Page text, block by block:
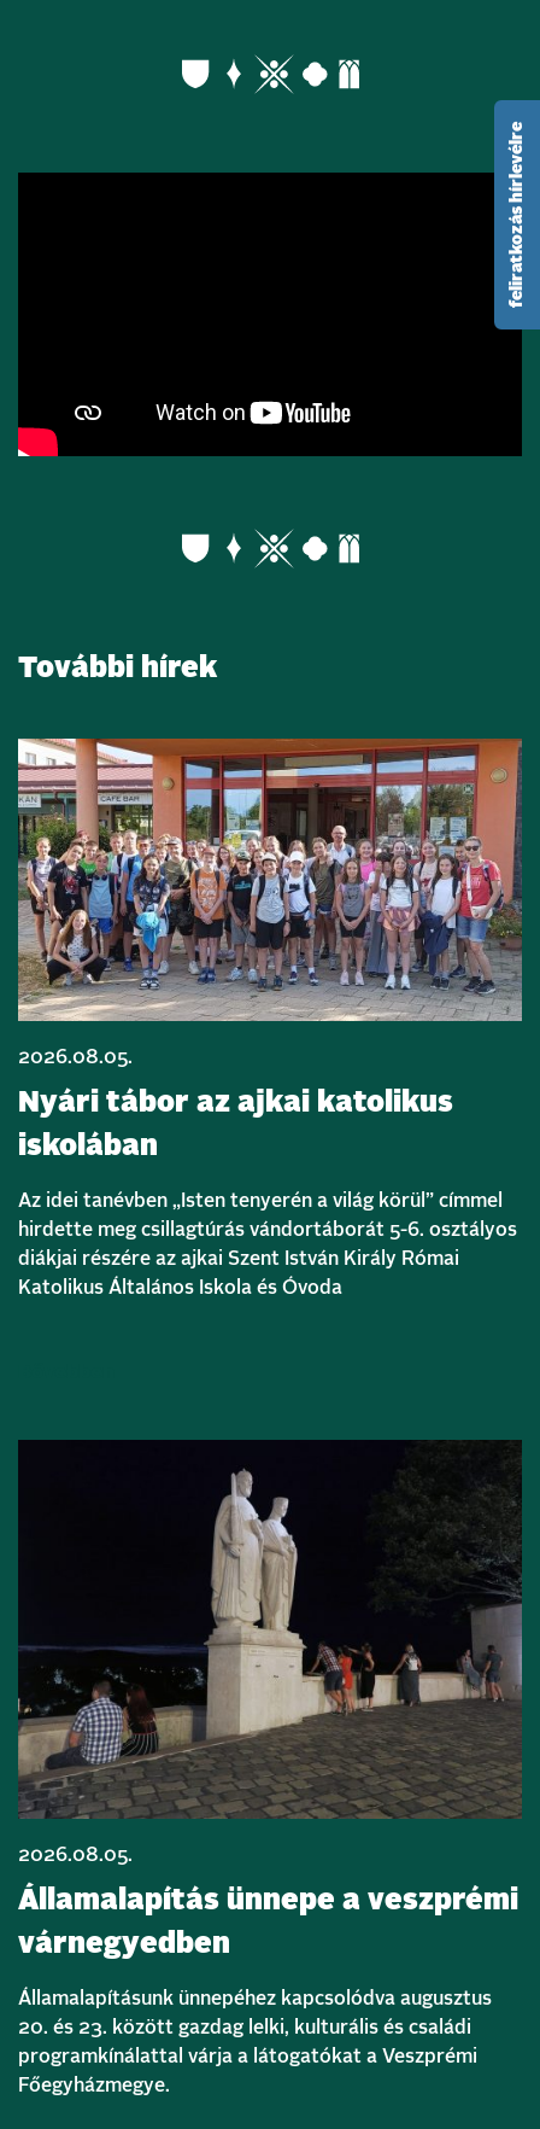
További hírek
2026.08.05.
Nyári tábor az ajkai katolikus
iskolában
Az idei tanévben „Isten tenyerén a világ körül” címmel
hirdette meg csillagtúrás vándortáborát 5-6. osztályos
diákjai részére az ajkai Szent István Király Római
Katolikus Általános Iskola és Óvoda
2026.08.05.
Államalapítás ünnepe a veszprémi
várnegyedben
Államalapításunk ünnepéhez kapcsolódva augusztus
20. és 23. között gazdag lelki, kulturális és családi
programkínálattal várja a látogatókat a Veszprémi
Főegyházmegye.
feliratkozás hírlevélre